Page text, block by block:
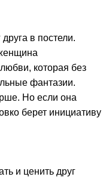
в постели.
которая без
фантазии.
Но если она
берет инициативу
и ценить друг